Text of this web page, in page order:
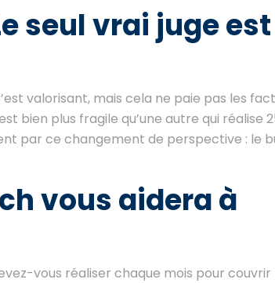
seul vrai juge est
valorisant, mais cela ne paie pas les
bien plus fragile qu’une autre qui réalise
par ce changement de perspective : le
vous aidera à
vous réaliser chaque mois pour couvrir